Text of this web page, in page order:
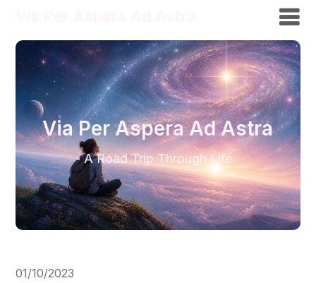
Via Per Aspera Ad Astra
A Road Trip Through Life
01/10/2023